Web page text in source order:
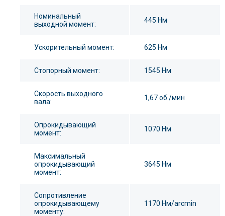
Номинальный
выходной момент:
445 Нм
Ускорительный момент: 625 Нм
Стопорный момент: 1545 Нм
Скорость выходного
вала:
1,67 об./мин
Опрокидывающий
момент:
1070 Нм
Максимальный
опрокидывающий
момент:
3645 Нм
Сопротивление
опрокидывающему
моменту:
1170 Нм/arcmin